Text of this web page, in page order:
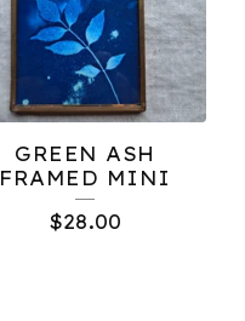
GREEN ASH
FRAMED MINI
$28.00